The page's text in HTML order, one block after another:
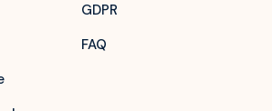
GDPR
FAQ